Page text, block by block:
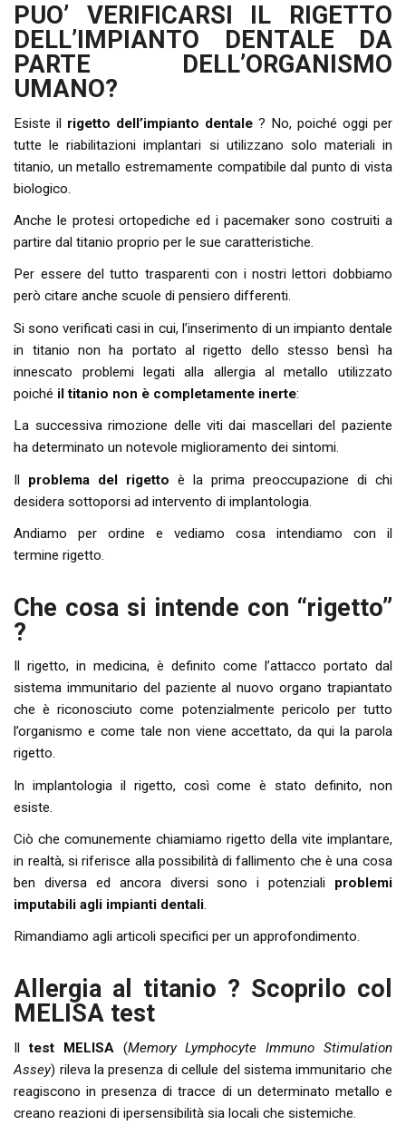
PUO’ VERIFICARSI IL RIGETTO
DELL’IMPIANTO DENTALE DA
PARTE DELL’ORGANISMO
UMANO?
Esiste il rigetto dell’impianto dentale ? No, poiché oggi per
tutte le riabilitazioni implantari si utilizzano solo materiali in
titanio, un metallo estremamente compatibile dal punto di vista
biologico.
Anche le protesi ortopediche ed i pacemaker sono costruiti a
partire dal titanio proprio per le sue caratteristiche.
Per essere del tutto trasparenti con i nostri lettori dobbiamo
però citare anche scuole di pensiero differenti.
Si sono verificati casi in cui, l’inserimento di un impianto dentale
in titanio non ha portato al rigetto dello stesso bensì ha
innescato problemi legati alla allergia al metallo utilizzato
poiché il titanio non è completamente inerte:
La successiva rimozione delle viti dai mascellari del paziente
ha determinato un notevole miglioramento dei sintomi.
Il problema del rigetto è la prima preoccupazione di chi
desidera sottoporsi ad intervento di implantologia.
Andiamo per ordine e vediamo cosa intendiamo con il
termine rigetto.
Che cosa si intende con “rigetto”
?
Il rigetto, in medicina, è definito come l’attacco portato dal
sistema immunitario del paziente al nuovo organo trapiantato
che è riconosciuto come potenzialmente pericolo per tutto
l’organismo e come tale non viene accettato, da qui la parola
rigetto.
In implantologia il rigetto, così come è stato definito, non
esiste.
Ciò che comunemente chiamiamo rigetto della vite implantare,
in realtà, si riferisce alla possibilità di fallimento che è una cosa
ben diversa ed ancora diversi sono i potenziali problemi
imputabili agli impianti dentali.
Rimandiamo agli articoli specifici per un approfondimento.
Allergia al titanio ? Scoprilo col
MELISA test
Iltest MELISA (Memory Lymphocyte Immuno Stimulation
Assey) rileva la presenza di cellule del sistema immunitario che
reagiscono in presenza di tracce di un determinato metallo e
creano reazioni di ipersensibilità sia locali che sistemiche.